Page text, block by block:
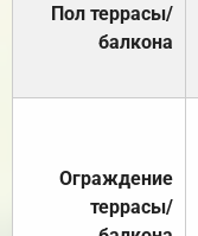
Пол террасы/
балкона
Ограждение
террасы/